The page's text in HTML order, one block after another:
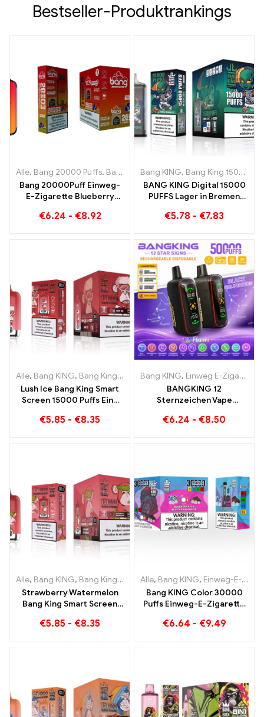
Bestseller-Produktrankings
Alle, Bang 20000 Puffs, Bang KING ,Einweg E-Zigaretten,
Bang 20000Puff Einweg-
E-Zigarette Blueberry
und Dual Mesh
€6.24 - €8.92
Bang KING, Bang King 15000 Puffs
BANG KING Digital 15000
PUFFS Lager in Bremen
Genuss
€5.78 - €7.83
Alle, Bang KING, Bang King Smart Screen 15000 Puff ,Einweg-E-
Lush Ice Bang King Smart
Screen 15000 Puffs Eine
Mischung aus
€5.85 - €8.35
Bang KING, Einweg E-Zigaretten
BANGKING 12
Sternzeichen Vape
€6.24 - €8.50
Alle, Bang KING, Bang King Smart Screen 15000 Puff ,Einweg-E-
Strawberry Watermelon
Bang King Smart Screen
den entspannenden
€5.85 - €8.35
Alle, Bang KING, Einweg-E-Zigaretten Litauen
Bang KING Color 30000
Puffs Einweg-E-Zigarette
den
€6.64 - €9.49